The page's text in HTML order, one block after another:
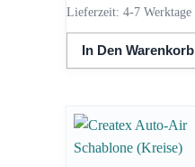
Lieferzeit: 4-7 Werktage
In Den Warenkorb